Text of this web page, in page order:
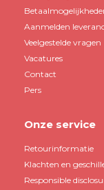
Aanmelden
Veelgestelde vragen
Vacatures
Contact
Pers
Onze service
Retourinformatie
Klachten en
Responsible